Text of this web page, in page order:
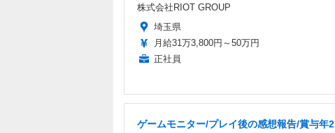
株式会社RIOT GROUP
埼玉県
月給31万3,800円～50万円
正社員
ゲームモニター/プレイ後の感想報告/賞与年2